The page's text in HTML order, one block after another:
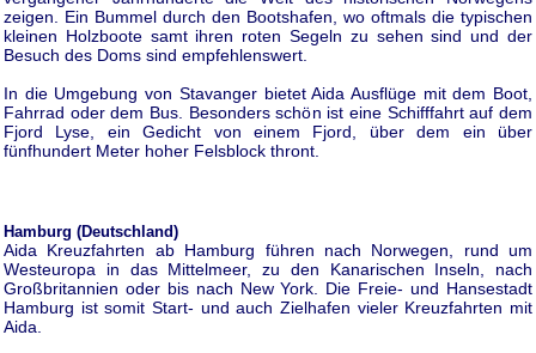
zeigen. Ein Bummel durch den Bootshafen, wo oftmals die typischen
kleinen Holzboote samt ihren roten Segeln zu sehen sind und der
Besuch des Doms sind empfehlenswert.
In die Umgebung von Stavanger bietet Aida Ausflüge mit dem Boot,
Fahrrad oder dem Bus. Besonders schön ist eine Schifffahrt auf dem
Fjord Lyse, ein Gedicht von einem Fjord, über dem ein über
fünfhundert Meter hoher Felsblock thront.
Hamburg (Deutschland)
Aida Kreuzfahrten ab Hamburg führen nach Norwegen, rund um
Westeuropa in das Mittelmeer, zu den Kanarischen Inseln, nach
Großbritannien oder bis nach New York. Die Freie- und Hansestadt
Hamburg ist somit Start- und auch Zielhafen vieler Kreuzfahrten mit
Aida.